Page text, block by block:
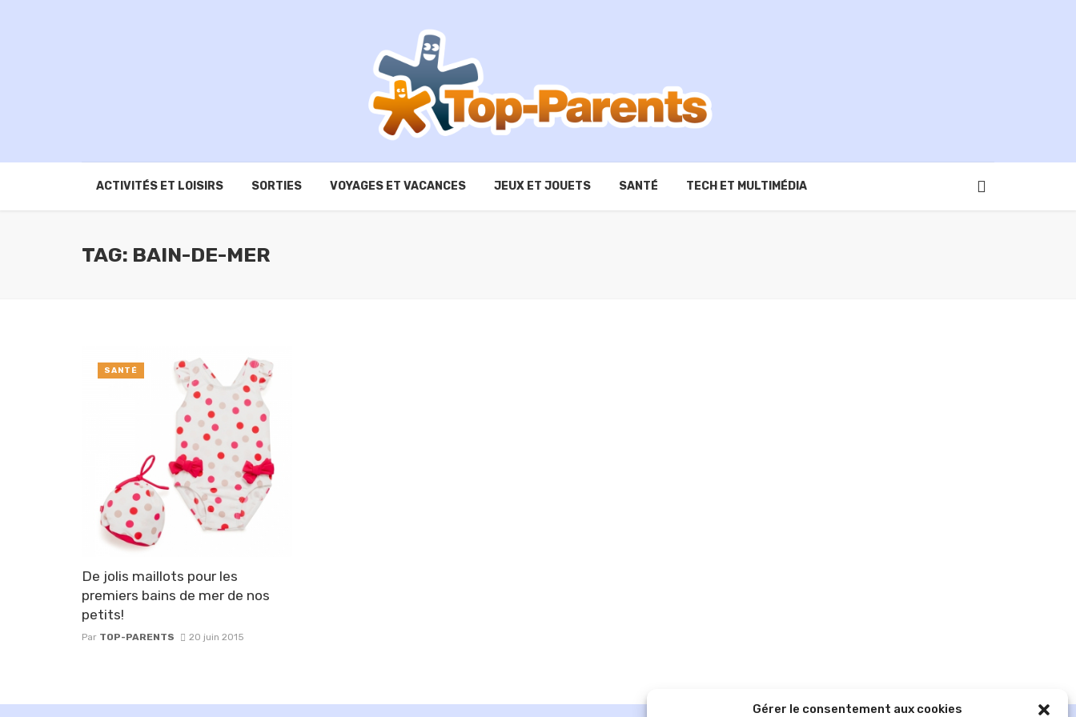
Gérer le consentement aux cookies
ACTIVITÉS ET LOISIRS SORTIES VOYAGES ET VACANCES JEUX ET JOUETS SANTÉ TECH ET MULTIMÉDIA
TAG: BAIN-DE-MER
De jolis maillots pour les
premiers bains de mer de nos
petits!
Par TOP-PARENTS 20 juin 2015
SANTÉ